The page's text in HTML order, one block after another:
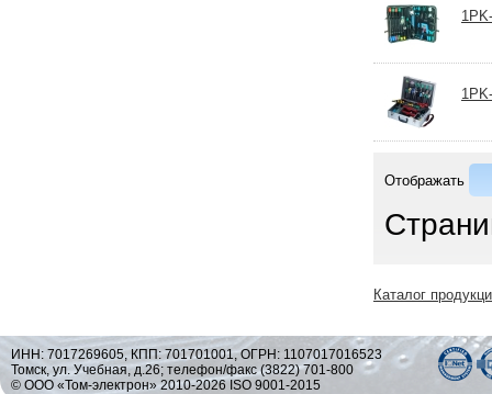
Отображать
Каталог
ИНН: 7017269605, КПП: 701701001, ОГРН: 1107017016523
Томск, ул. Учебная, д.26; телефон/факс (3822) 701-800
© ООО «Том-электрон» 2010-2026 ISO 9001-2015